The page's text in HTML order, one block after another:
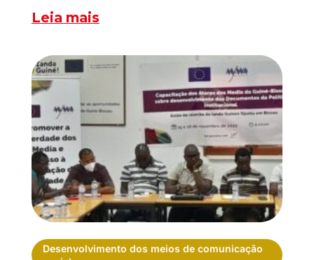
Leia mais
Desenvolvimento dos meios de comunicação